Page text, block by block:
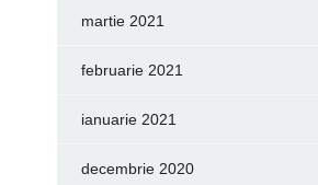
martie 2021
februarie 2021
ianuarie 2021
decembrie 2020